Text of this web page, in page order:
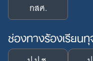
กสศ.
ช่องทางร้องเรียน